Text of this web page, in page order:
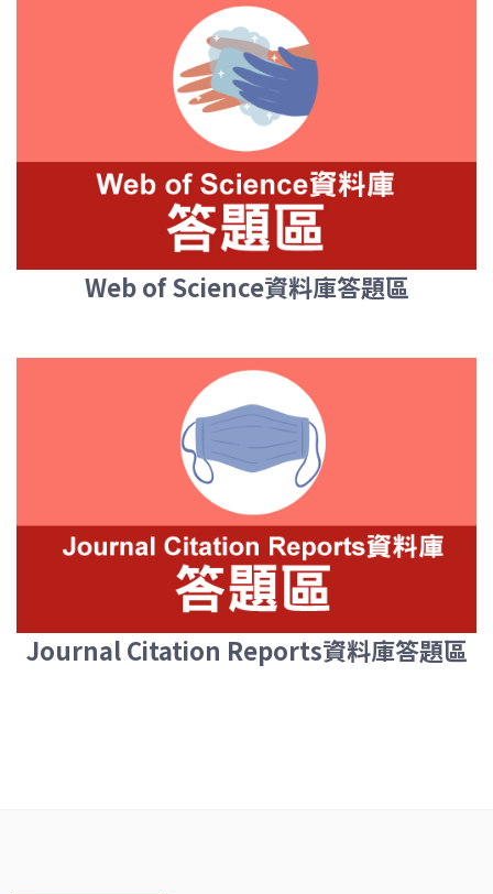
Web of Science資料庫答題區
Journal Citation Reports資料庫答題區